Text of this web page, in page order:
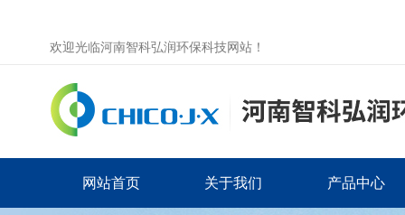
欢迎光临河南智科弘润环保科技网站！
网站首页 关于我们 产品中心